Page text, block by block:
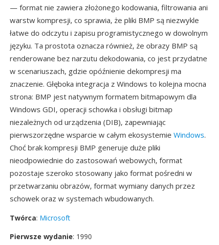
— format nie zawiera złożonego kodowania, filtrowania ani
warstw kompresji, co sprawia, że pliki BMP są niezwykle
łatwe do odczytu i zapisu programistycznego w dowolnym
języku. Ta prostota oznacza również, że obrazy BMP są
renderowane bez narzutu dekodowania, co jest przydatne
w scenariuszach, gdzie opóźnienie dekompresji ma
znaczenie. Głęboka integracja z Windows to kolejna mocna
strona: BMP jest natywnym formatem bitmapowym dla
Windows GDI, operacji schowka i obsługi bitmap
niezależnych od urządzenia (DIB), zapewniając
pierwszorzędne wsparcie w całym ekosystemie Windows.
Choć brak kompresji BMP generuje duże pliki
nieodpowiednie do zastosowań webowych, format
pozostaje szeroko stosowany jako format pośredni w
przetwarzaniu obrazów, format wymiany danych przez
schowek oraz w systemach wbudowanych.
Twórca: Microsoft
Pierwsze wydanie: 1990